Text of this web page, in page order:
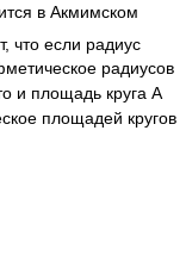
в Акмимском
что если радиус
радиусов
и площадь круга A
площадей кругов